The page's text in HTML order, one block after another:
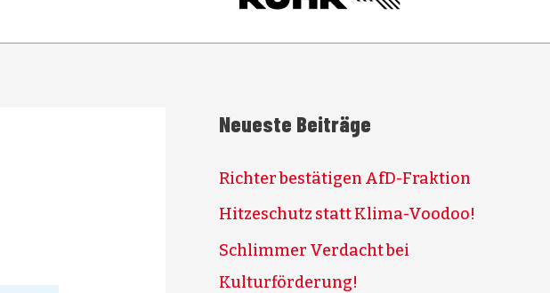
Neueste Beiträge
Richter bestätigen AfD-Fraktion
Hitzeschutz statt Klima-Voodoo!
Schlimmer Verdacht bei
Kulturförderung!